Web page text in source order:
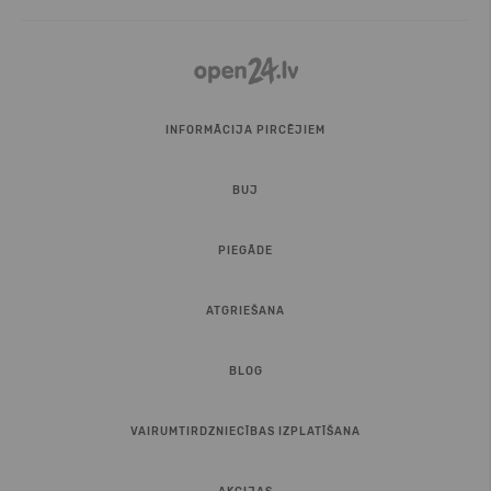
INFORMĀCIJA PIRCĒJIEM
BUJ
PIEGĀDE
ATGRIEŠANA
BLOG
VAIRUMTIRDZNIECĪBAS IZPLATĪŠANA